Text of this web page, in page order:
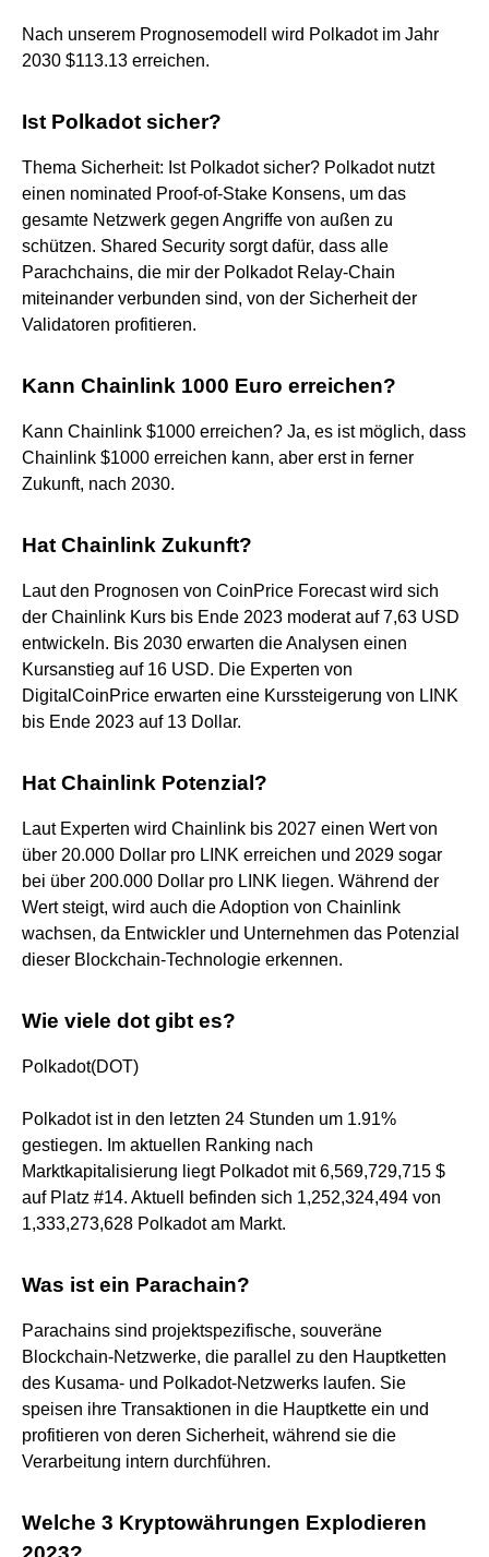
Nach unserem Prognosemodell wird Polkadot im Jahr
2030 $113.13 erreichen.
Ist Polkadot sicher?
Thema Sicherheit: Ist Polkadot sicher? Polkadot nutzt
einen nominated Proof-of-Stake Konsens, um das
gesamte Netzwerk gegen Angriffe von außen zu
schützen. Shared Security sorgt dafür, dass alle
Parachchains, die mir der Polkadot Relay-Chain
miteinander verbunden sind, von der Sicherheit der
Validatoren profitieren.
Kann Chainlink 1000 Euro erreichen?
Kann Chainlink $1000 erreichen? Ja, es ist möglich, dass
Chainlink $1000 erreichen kann, aber erst in ferner
Zukunft, nach 2030.
Hat Chainlink Zukunft?
Laut den Prognosen von CoinPrice Forecast wird sich
der Chainlink Kurs bis Ende 2023 moderat auf 7,63 USD
entwickeln. Bis 2030 erwarten die Analysen einen
Kursanstieg auf 16 USD. Die Experten von
DigitalCoinPrice erwarten eine Kurssteigerung von LINK
bis Ende 2023 auf 13 Dollar.
Hat Chainlink Potenzial?
Laut Experten wird Chainlink bis 2027 einen Wert von
über 20.000 Dollar pro LINK erreichen und 2029 sogar
bei über 200.000 Dollar pro LINK liegen. Während der
Wert steigt, wird auch die Adoption von Chainlink
wachsen, da Entwickler und Unternehmen das Potenzial
dieser Blockchain-Technologie erkennen.
Wie viele dot gibt es?
Polkadot(DOT)
Polkadot ist in den letzten 24 Stunden um 1.91%
gestiegen. Im aktuellen Ranking nach
Marktkapitalisierung liegt Polkadot mit 6,569,729,715 $
auf Platz #14. Aktuell befinden sich 1,252,324,494 von
1,333,273,628 Polkadot am Markt.
Was ist ein Parachain?
Parachains sind projektspezifische, souveräne
Blockchain-Netzwerke, die parallel zu den Hauptketten
des Kusama- und Polkadot-Netzwerks laufen. Sie
speisen ihre Transaktionen in die Hauptkette ein und
profitieren von deren Sicherheit, während sie die
Verarbeitung intern durchführen.
Welche 3 Kryptowährungen Explodieren